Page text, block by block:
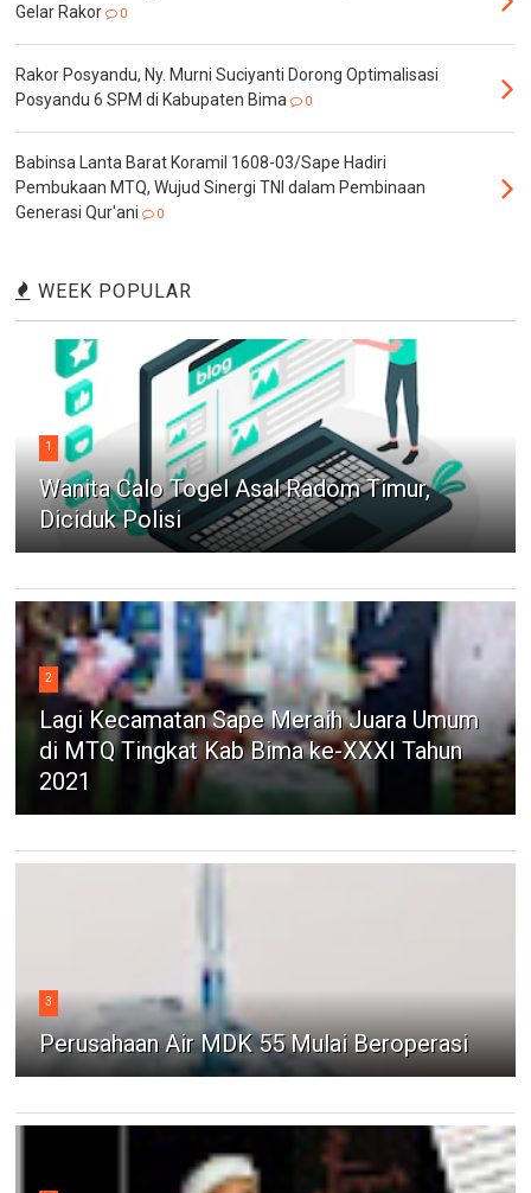
Gelar Rakor
0
Rakor Posyandu, Ny. Murni Suciyanti Dorong Optimalisasi
Posyandu 6 SPM di Kabupaten Bima
0
Babinsa Lanta Barat Koramil 1608-03/Sape Hadiri
Pembukaan MTQ, Wujud Sinergi TNI dalam Pembinaan
Generasi Qur'ani
0
WEEK POPULAR
1
Wanita Calo Togel Asal Radom Timur,
Diciduk Polisi
2
Lagi Kecamatan Sape Meraih Juara Umum
di MTQ Tingkat Kab Bima ke-XXXI Tahun
2021
3
Perusahaan Air MDK 55 Mulai Beroperasi